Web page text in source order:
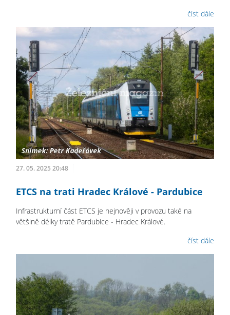
číst dále
27. 05. 2025 20:48
ETCS na trati Hradec Králové - Pardubice
Infrastrukturní část ETCS je nejnověji v provozu také na
většině délky tratě Pardubice - Hradec Králové.
číst dále